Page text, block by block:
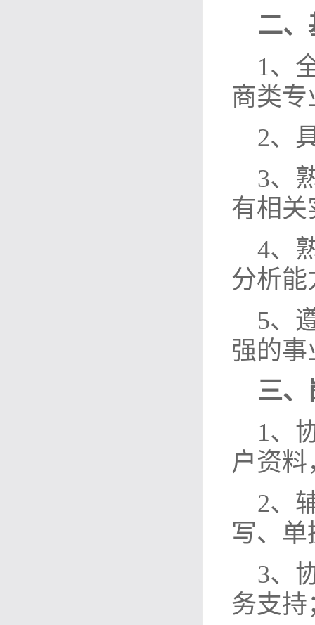
二
1、
商类专
2、
3、
有相关
4、
分析能
5、
强的事
三
1、
户资
2、
写、
3、
务支持